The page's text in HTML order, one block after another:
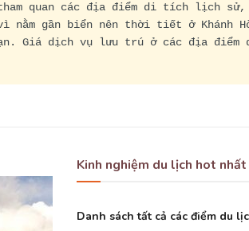
quan các địa điểm di tích lịch
nằm gần biển nên thời tiết ở Khánh
Giá dịch vụ lưu trú ở các địa
Kinh nghiệm du lịch hot nhất
Danh sách tất cả các điểm du